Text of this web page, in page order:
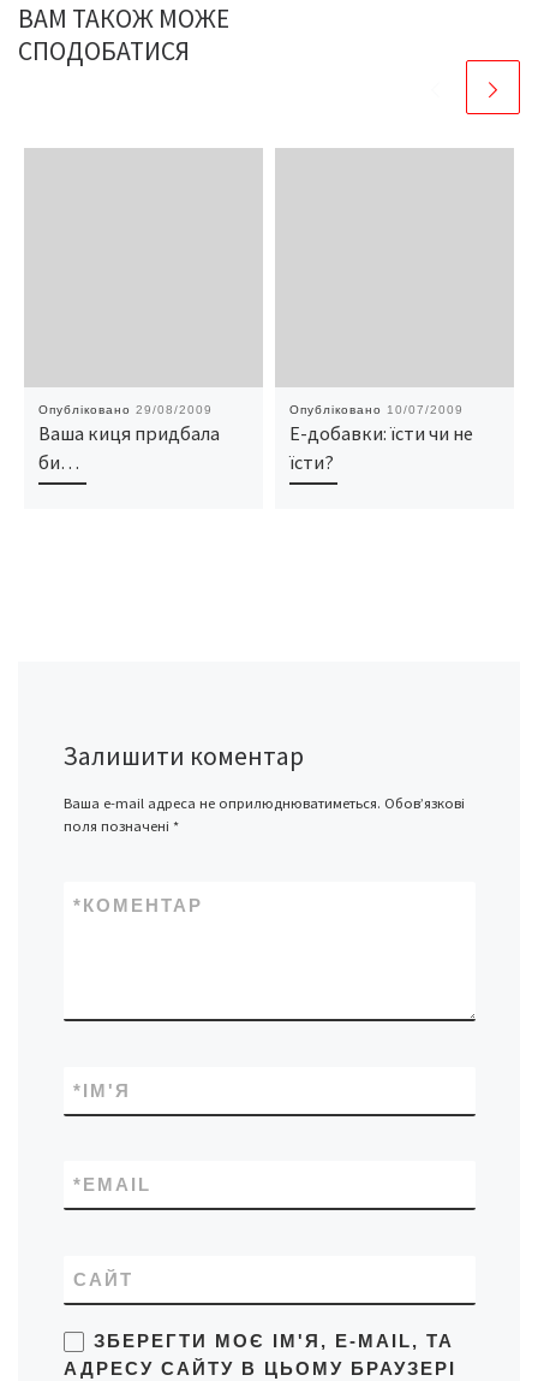
ВАМ ТАКОЖ МОЖЕ
СПОДОБАТИСЯ
Опубліковано 29/08/2009
Ваша киця придбала
би…
Опубліковано 10/07/2009
Е-добавки: їсти чи не
їсти?
Залишити коментар
Ваша e-mail адреса не оприлюднюватиметься. Обов’язкові
поля позначені *
КОМЕНТАР
*
ІМ'Я
*
EMAIL
*
САЙТ
ЗБЕРЕГТИ МОЄ ІМ'Я, E-MAIL, ТА
АДРЕСУ САЙТУ В ЦЬОМУ БРАУЗЕРІ